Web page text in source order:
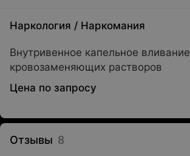
Наркология / Наркомания
Внутривенное капельное вливание
кровозаменяющих растворов
Цена по запросу
Отзывы 8